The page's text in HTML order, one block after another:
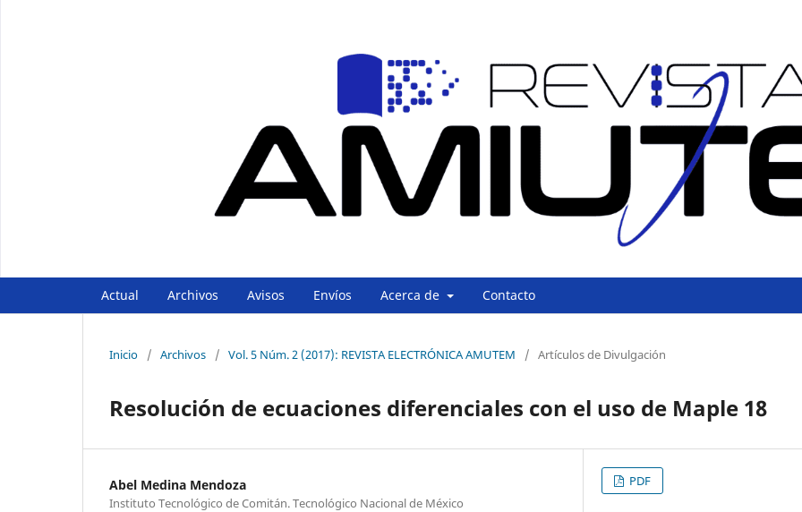
Actual Archivos Avisos Envíos Acerca de Contacto
Inicio / Archivos / Vol. 5 Núm. 2 (2017): REVISTA ELECTRÓNICA AMUTEM / Artículos de Divulgación
Resolución de ecuaciones diferenciales con el uso de Maple 18
Abel Medina Mendoza
Instituto Tecnológico de Comitán. Tecnológico Nacional de México
PDF